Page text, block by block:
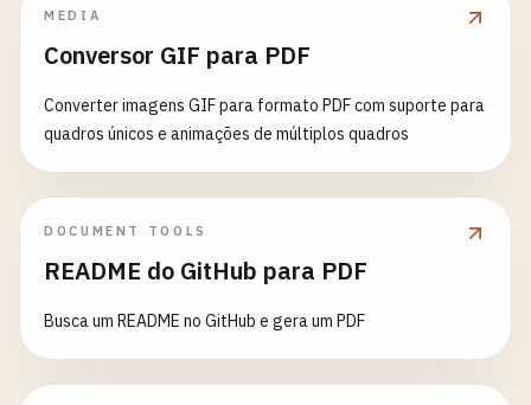
MEDIA
Conversor GIF para PDF
Converter imagens GIF para formato PDF com suporte para
quadros únicos e animações de múltiplos quadros
DOCUMENT TOOLS
README do GitHub para PDF
Busca um README no GitHub e gera um PDF